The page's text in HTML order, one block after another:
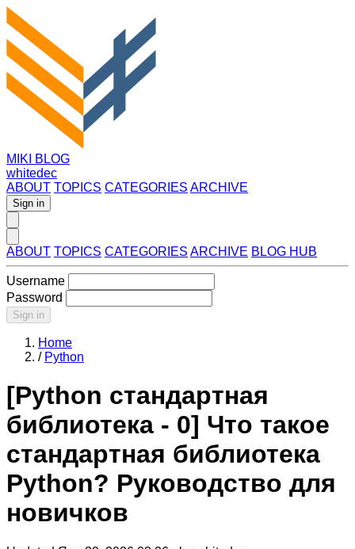
MIKI BLOG
whitedec
ABOUT TOPICS CATEGORIES ARCHIVE
Sign in
ABOUT TOPICS CATEGORIES ARCHIVE BLOG HUB
Username
Password
Sign in
Home
/ Python
[Python стандартная
библиотека - 0] Что такое
стандартная библиотека
Python? Руководство для
новичков